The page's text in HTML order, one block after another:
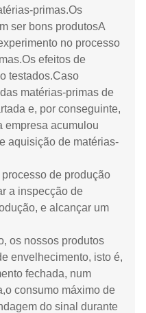
primas.Os
ser bons produtosA
no processo
efeitos de
testados.Caso
matérias-primas de
e, por conseguinte,
empresa acumulou
aquisição de matérias-
de produção
a inspecção de
e alcançar um
os nossos produtos
envelhecimento, isto é,
fechada, num
consumo máximo de
do sinal durante